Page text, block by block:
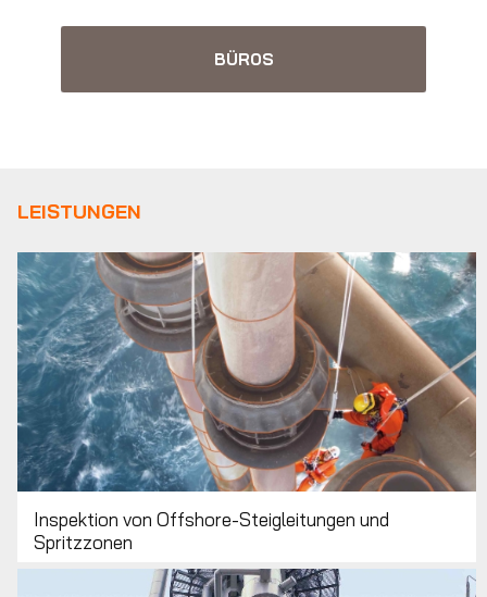
BÜROS
LEISTUNGEN
Inspektion von Offshore-Steigleitungen und
Spritzzonen